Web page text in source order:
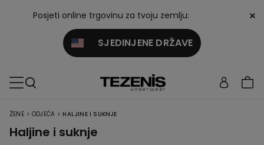
Posjeti online trgovinu za tvoju zemlju:
SJEDINJENE DRŽAVE
×
ŽENE > ODJEĆA > HALJINE I SUKNJE
Haljine i suknje